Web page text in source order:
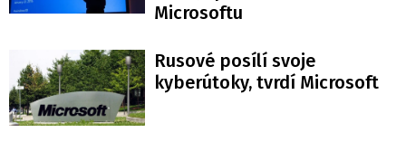
Microsoftu
Rusové posílí svoje
kyberútoky, tvrdí Microsoft